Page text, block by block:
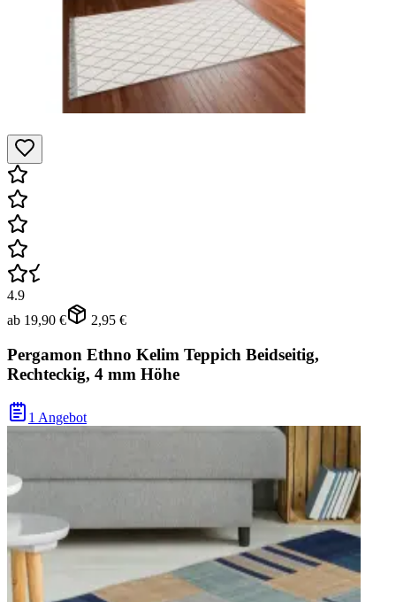
4.9
ab 19,90 € 2,95 €
Pergamon Ethno Kelim Teppich Beidseitig,
Rechteckig, 4 mm Höhe
1 Angebot